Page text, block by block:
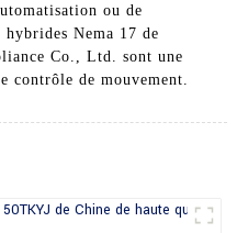
ou de
Nema 17 de
Co., Ltd. sont une
contrôle de mouvement.